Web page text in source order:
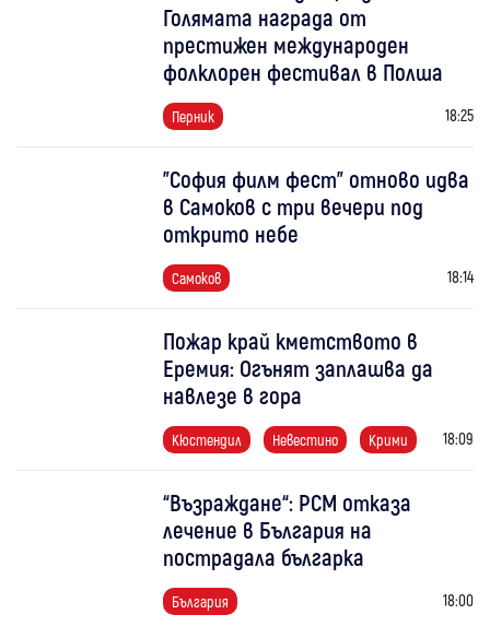
Голямата награда от
престижен международен
фолклорен фестивал в Полша
Перник 18:25
"София филм фест" отново идва
в Самоков с три вечери под
открито небе
Самоков 18:14
Пожар край кметството в
Еремия: Огънят заплашва да
навлезе в гора
Кюстендил Невестино Крими 18:09
“Възраждане“: РСМ отказа
лечение в България на
пострадала българка
България 18:00